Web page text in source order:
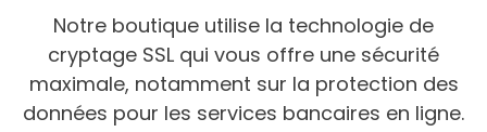
Notre boutique utilise la technologie de
cryptage SSL qui vous offre une sécurité
maximale, notamment sur la protection des
données pour les services bancaires en ligne.